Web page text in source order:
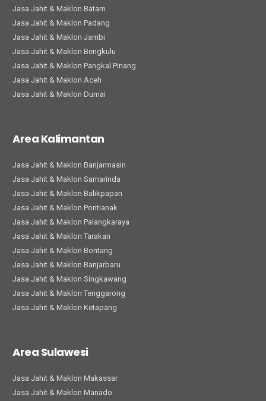
Jasa Jahit & Maklon Batam
Jasa Jahit & Maklon Padang
Jasa Jahit & Maklon Jambi
Jasa Jahit & Maklon Bengkulu
Jasa Jahit & Maklon Pangkal Pinang
Jasa Jahit & Maklon Aceh
Jasa Jahit & Maklon Dumai
Area Kalimantan
Jasa Jahit & Maklon Banjarmasin
Jasa Jahit & Maklon Samarinda
Jasa Jahit & Maklon Balikpapan
Jasa Jahit & Maklon Pontianak
Jasa Jahit & Maklon Palangkaraya
Jasa Jahit & Maklon Tarakan
Jasa Jahit & Maklon Bontang
Jasa Jahit & Maklon Banjarbaru
Jasa Jahit & Maklon Singkawang
Jasa Jahit & Maklon Tenggarong
Jasa Jahit & Maklon Ketapang
Area Sulawesi
Jasa Jahit & Maklon Makassar
Jasa Jahit & Maklon Manado